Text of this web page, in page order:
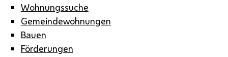
Wohnungssuche
Gemeindewohnungen
Bauen
Förderungen